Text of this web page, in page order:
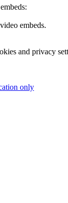
embeds.
and privacy
only